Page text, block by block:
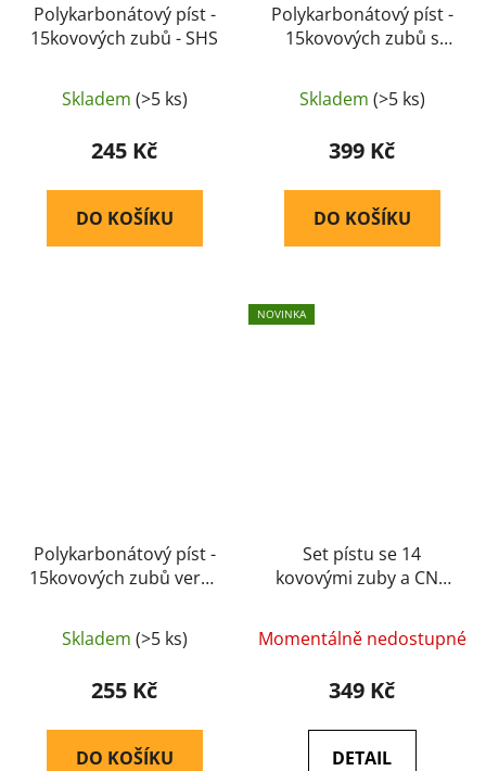
Polykarbonátový píst -
15kovových zubů - SHS
Skladem (>5 ks)
245 Kč
DO KOŠÍKU
Polykarbonátový píst -
15kovových zubů s
pístu - SHS
Skladem (>5 ks)
399 Kč
DO KOŠÍKU
Polykarbonátový píst -
15kovových zubů verze
Skladem (>5 ks)
255 Kč
DO KOŠÍKU
NOVINKA
Set pístu se 14
kovovými zuby a CNC
Momentálně nedostupné
349 Kč
DETAIL